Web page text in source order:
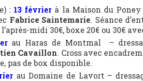
: 13 février à la Maison du Poney
Fabrice Saintemarie. Séance
midi 30€, boxe 20€ ou 30€
au Haras de Montmal –
Cavaillon. Cross avec
pas de box disponible.
au Domaine de Lavort –